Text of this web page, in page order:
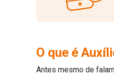
O que é
Antes mesmo de